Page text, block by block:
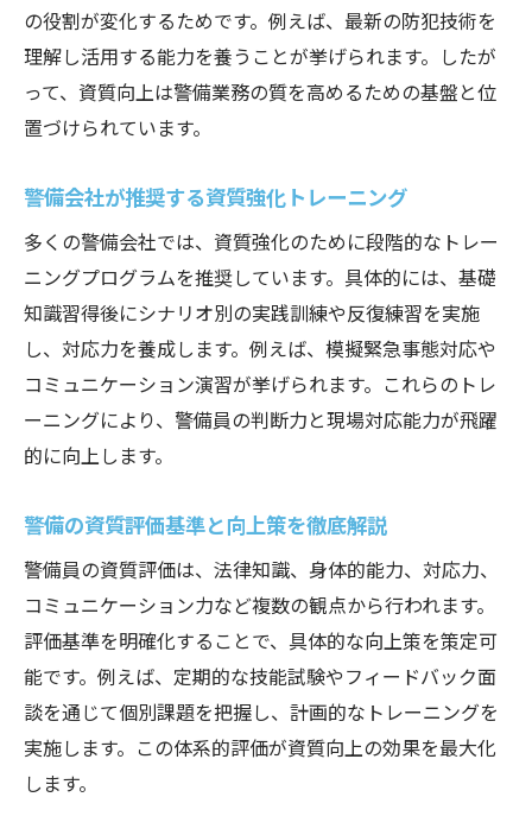
の役割が変化するためです。例えば、最新の防犯技術を
理解し活用する能力を養うことが挙げられます。したが
って、資質向上は警備業務の質を高めるための基盤と位
置づけられています。
警備会社が推奨する資質強化トレーニング
多くの警備会社では、資質強化のために段階的なトレー
ニングプログラムを推奨しています。具体的には、基礎
知識習得後にシナリオ別の実践訓練や反復練習を実施
し、対応力を養成します。例えば、模擬緊急事態対応や
コミュニケーション演習が挙げられます。これらのトレ
ーニングにより、警備員の判断力と現場対応能力が飛躍
的に向上します。
警備の資質評価基準と向上策を徹底解説
警備員の資質評価は、法律知識、身体的能力、対応力、
コミュニケーション力など複数の観点から行われます。
評価基準を明確化することで、具体的な向上策を策定可
能です。例えば、定期的な技能試験やフィードバック面
談を通じて個別課題を把握し、計画的なトレーニングを
実施します。この体系的評価が資質向上の効果を最大化
します。